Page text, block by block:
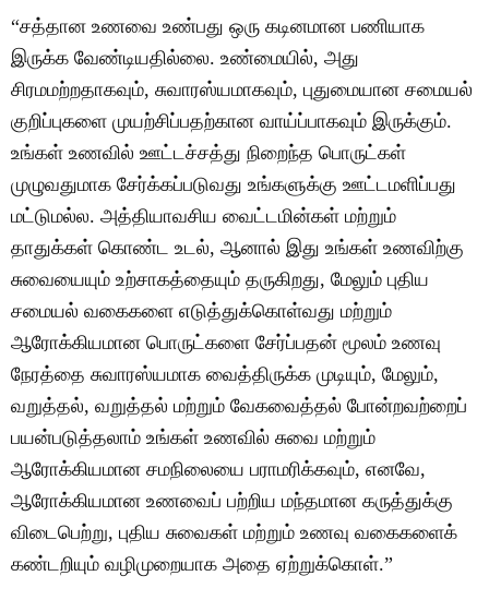
“சத்தான உணவை உண்பது ஒரு கடினமான பணியாக
இருக்க வேண்டியதில்லை. உண்மையில், அது
சிரமமற்றதாகவும், சுவாரஸ்யமாகவும், புதுமையான சமையல்
குறிப்புகளை முயற்சிப்பதற்கான வாய்ப்பாகவும் இருக்கும்.
உங்கள் உணவில் ஊட்டச்சத்து நிறைந்த பொருட்கள்
முழுவதுமாக சேர்க்கப்படுவது உங்களுக்கு ஊட்டமளிப்பது
மட்டுமல்ல. அத்தியாவசிய வைட்டமின்கள் மற்றும்
தாதுக்கள் கொண்ட உடல், ஆனால் இது உங்கள் உணவிற்கு
சுவையையும் உற்சாகத்தையும் தருகிறது, மேலும் புதிய
சமையல் வகைகளை எடுத்துக்கொள்வது மற்றும்
ஆரோக்கியமான பொருட்களை சேர்ப்பதன் மூலம் உணவு
நேரத்தை சுவாரஸ்யமாக வைத்திருக்க முடியும், மேலும்,
வறுத்தல், வறுத்தல் மற்றும் வேகவைத்தல் போன்றவற்றைப்
பயன்படுத்தலாம் உங்கள் உணவில் சுவை மற்றும்
ஆரோக்கியமான சமநிலையை பராமரிக்கவும், எனவே,
ஆரோக்கியமான உணவைப் பற்றிய மந்தமான கருத்துக்கு
விடைபெற்று, புதிய சுவைகள் மற்றும் உணவு வகைகளைக்
கண்டறியும் வழிமுறையாக அதை ஏற்றுக்கொள்.”